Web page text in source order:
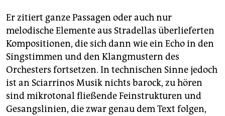
Er zitiert ganze Passagen oder auch nur
melodische Elemente aus Stradellas überlieferten
Kompositionen, die sich dann wie ein Echo in den
Singstimmen und den Klangmustern des
Orchesters fortsetzen. In technischen Sinne jedoch
ist an Sciarrinos Musik nichts barock, zu hören
sind mikrotonal fließende Feinstrukturen und
Gesangslinien, die zwar genau dem Text folgen,